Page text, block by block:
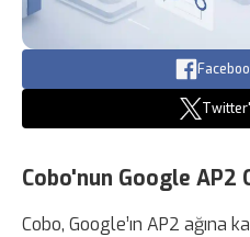
Cobo'nun Google AP2
Cobo, Google’ın AP2 ağına